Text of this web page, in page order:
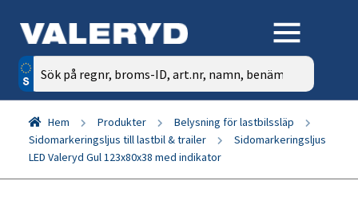
Sök
efter:
Hem Produkter
Belysning för lastbilssläp
Sidomarkeringsljus till lastbil & trailer
Sidomarkeringsljus
LED Valeryd Gul 123x80x38 med indikator